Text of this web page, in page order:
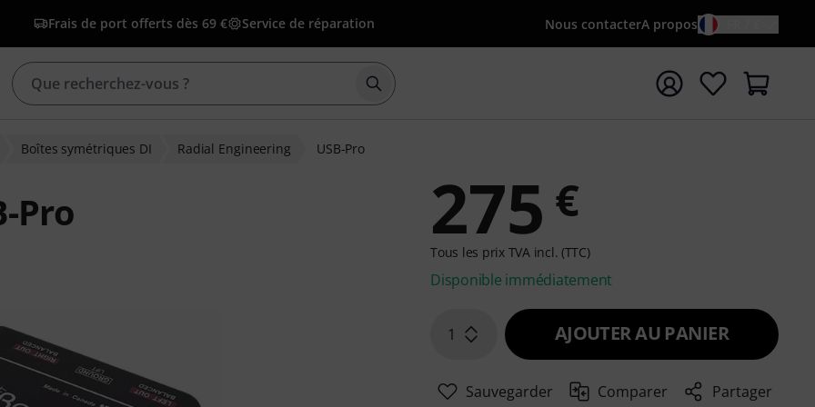
Frais de port offerts dès 69 € Service de réparation Nous contacterA propos
Démarrer la recherche avec le terme de recherche
Boîtes symétriques DI Radial Engineering USB-Pro
Pro
clients 275 €
Tous les prix TVA incl. (TTC)
Disponible immédiatement
1 AJOUTER AU PANIER
Sauvegarder Comparer Partager